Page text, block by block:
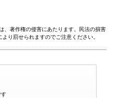
、著作権の侵害にあたります。民法の損害
り罰せられますのでご注意ください。
す